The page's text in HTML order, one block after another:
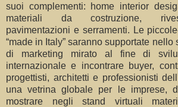
suoi complementi: home interior
materiali da costruzione,
pavimentazioni e serramenti. Le
“made in Italy” saranno supportate
di marketing mirato al fine di
internazionale e incontrare buyer,
progettisti, architetti e professionisti
una vetrina globale per le imprese,
mostrare negli stand virtuali